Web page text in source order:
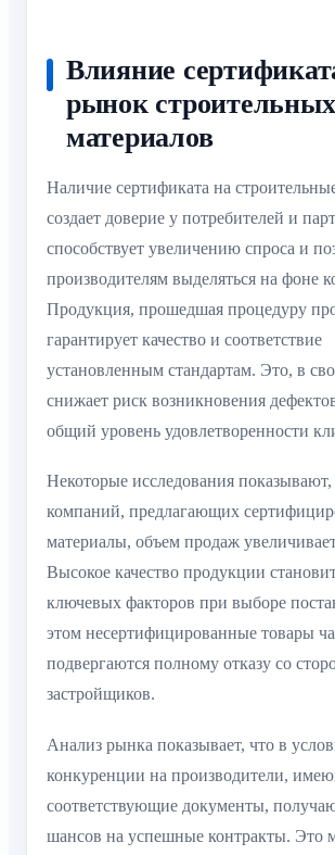
Влияние
рынок строительных
материалов
Наличие сертификата на
создает доверие у потребителей и
способствует увеличению спроса и
производителям выделяться на фоне
Продукция, прошедшая процедуру
гарантирует качество и соответствие
установленным стандартам. Это, в
снижает риск возникновения
общий уровень удовлетворенности
Некоторые исследования показывают,
компаний, предлагающих
материалы, объем продаж
Высокое качество продукции
ключевых факторов при выборе
этом несертифицированные товары
подвергаются полному отказу со
застройщиков.
Анализ рынка показывает, что в
конкуренции на производители,
соответствующие документы,
шансов на успешные контракты. Это